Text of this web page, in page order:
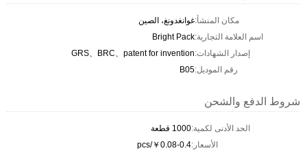
مكان المنشأ:غوانغدونغ، الصين
اسم العلامة التجارية:Bright Pack
إصدار الشهادات:GRS、BRC、patent for invention
رقم الموديل:B05
شروط الدفع والشحن
الحد الأدنى لكمية:1000 قطعة
الأسعار:￥0.08-0.4/pcs